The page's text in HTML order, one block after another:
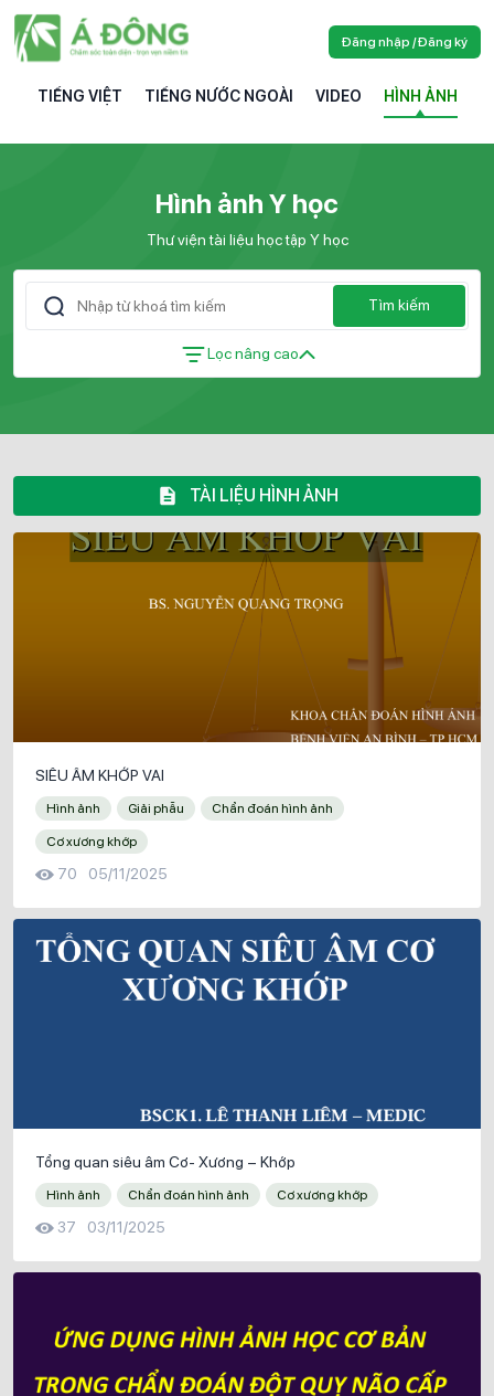
TIẾNG VIỆT TIẾNG NƯỚC NGOÀI VIDEO HÌNH ẢNH
Đăng nhập / Đăng ký
Hình ảnh Y học
Thư viện tài liệu học tập Y học
Tìm kiếm
Lọc nâng cao
TÀI LIỆU HÌNH ẢNH
SIÊU ÂM KHỚP VAI
Hình ảnh Giải phẫu Chẩn đoán hình ảnh
Cơ xương khớp
70 05/11/2025
Tổng quan siêu âm Cơ- Xương – Khớp
Hình ảnh Chẩn đoán hình ảnh Cơ xương khớp
37 03/11/2025